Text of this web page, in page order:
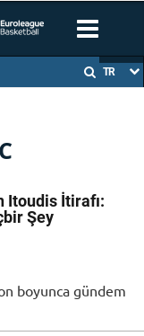
TR
Itoudis İtirafı:
Şey
boyunca gündem